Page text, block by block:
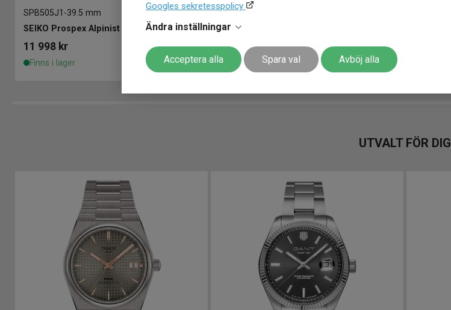
Googles sekretesspolicy
Ändra inställningar
Acceptera alla Spara val Avböj alla
SPB505J1 -39.5 mm
SEIKO Prospex Alpinist 39.5mm Summit Black
11 998 kr
Finns i lager
SSK059K1
SEIKO 5 Sports Field GMT 39mm
5 798 kr
Finns i lager
UTVALT FÖR DIG